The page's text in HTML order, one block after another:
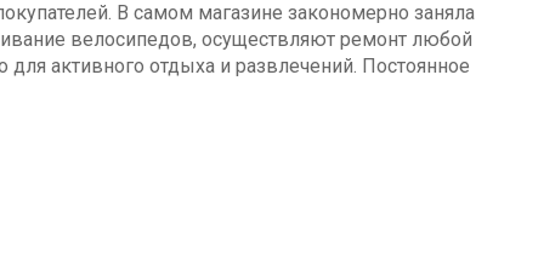
В самом магазине закономерно заняла
велосипедов, осуществляют ремонт любой
для активного отдыха и развлечений. Постоянное